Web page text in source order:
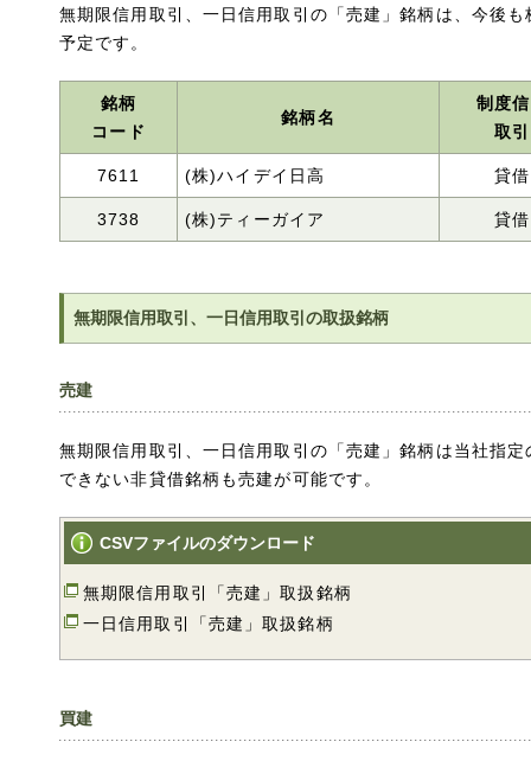
無期限信用取引、一日信用取引の「売建」銘柄は、今後
予定です。
銘柄
コード
銘柄名
制度
取引
7611 (株)ハイデイ日高 貸借
3738 (株)ティーガイア 貸借
無期限信用取引、一日信用取引の取扱銘柄
売建
無期限信用取引、一日信用取引の「売建」銘柄は当社指
できない非貸借銘柄も売建が可能です。
CSVファイルのダウンロード
無期限信用取引「売建」取扱銘柄
一日信用取引「売建」取扱銘柄
買建